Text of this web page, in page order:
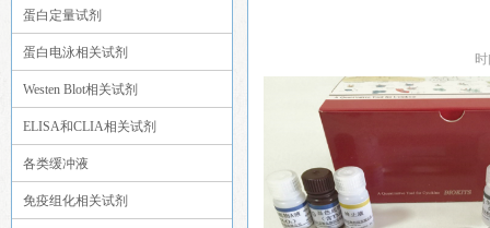
蛋白定量试剂
蛋白电泳相关试剂
Westen Blot相关试剂
ELISA和CLIA相关试剂
各类缓冲液
免疫组化相关试剂